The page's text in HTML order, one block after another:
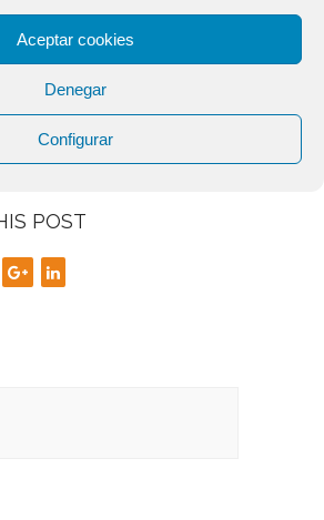
Aceptar cookies
Denegar
Configurar
POST